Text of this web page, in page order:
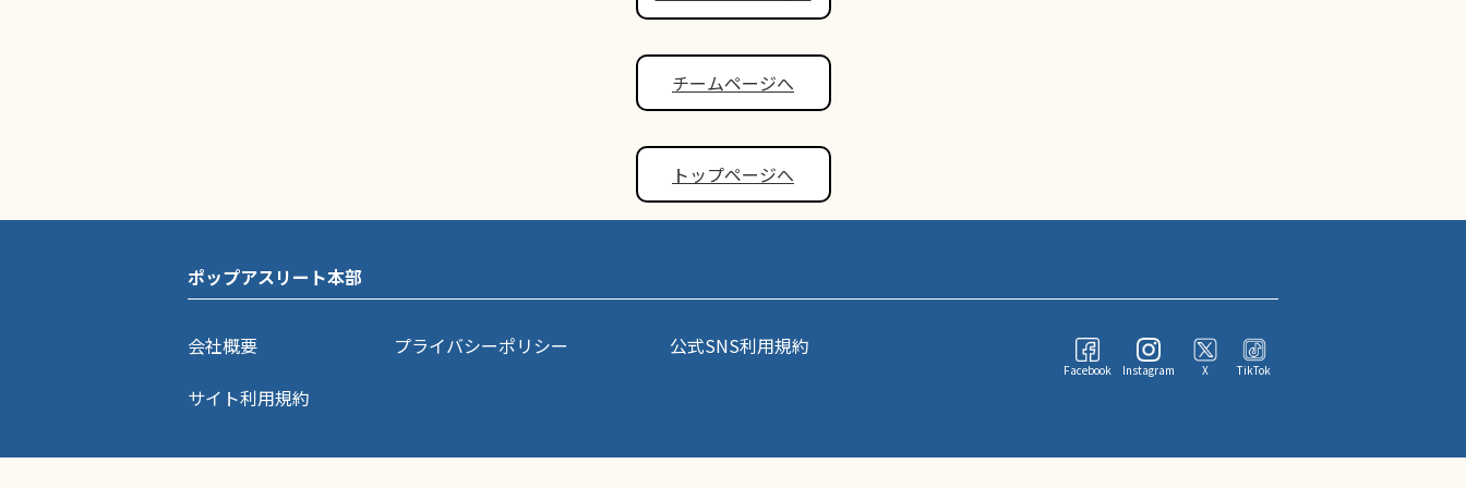
チームページへ
トップページへ
ポップアスリート本部
会社概要 プライバシーポリシー
公式SNS利用規約
サイト利用規約
Facebook Instagram X TikTok